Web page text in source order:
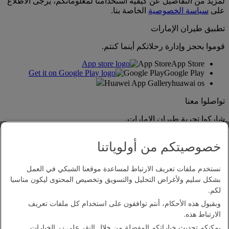
على سياسة الخصوصية الخاصة بنا.
تطبيق طيران الإمارات
قوموا بحجز وإدارة رحلاتكم أينما كنتم.
App StoreApp Store
Google PlayGoogle Play
Huawei App Galleryhuawai os
تواصلوا معنا
شاركوا تجربة طيران الإمارات.
بيان إمكانية الدخول
اتصل بنا
خصوصيتكم من أولوياتنا
نستخدم ملفات تعريف الارتباط لمساعدة موقعنا الشبكي في العمل
بشكل سليم ولأغراض التحليل والتسويق وتخصيص المحتوى ليكون مناسبا
لكم.
وبقبول هذه الأحكام، أنتم توافقون على استخدام كل ملفات تعريف
الارتباط هذه.
يمكنكم تحديث خياراتكم المفضلة من خلال النقر على زر الخيارات